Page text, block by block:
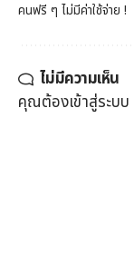
คนฟรี ๆ ไม่มีค่าใช้จ่าย !
ไม่มีความเห็น
คุณต้องเข้าสู่ระบบ